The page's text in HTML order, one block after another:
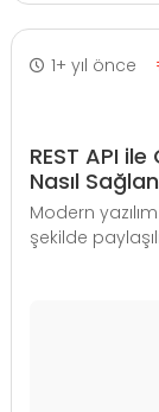
1+ yıl önce
REST API
Nasıl
Modern
şekilde